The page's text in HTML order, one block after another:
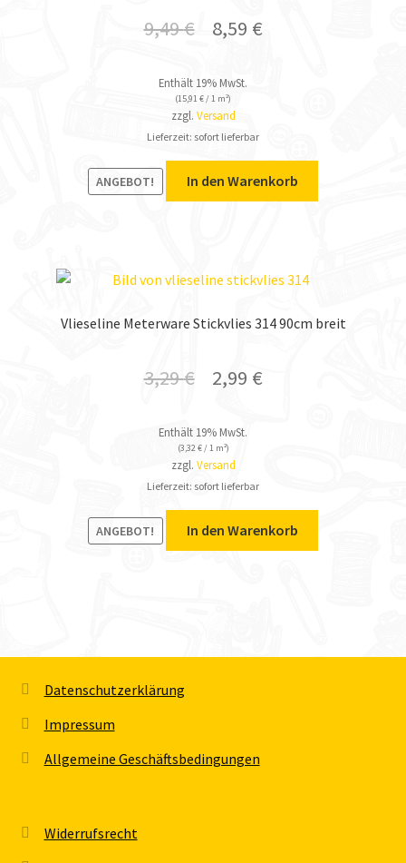
9,49€ 8,59 €
Enthält 19% MwSt.
(15,91€/ 1 m²)
zzgl. Versand
Lieferzeit: sofort lieferbar
ANGEBOT! In den Warenkorb
Vlieseline Meterware Stickvlies 314 90cm breit
3,29€ 2,99 €
Enthält 19% MwSt.
(3,32€/ 1 m²)
zzgl. Versand
Lieferzeit: sofort lieferbar
ANGEBOT! In den Warenkorb
Datenschutzerklärung
Impressum
Allgemeine Geschäftsbedingungen
Widerrufsrecht